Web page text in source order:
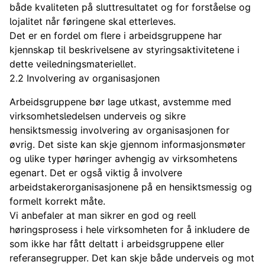
både kvaliteten på sluttresultatet og for forståelse og
lojalitet når føringene skal etterleves.
Det er en fordel om flere i arbeidsgruppene har
kjennskap til beskrivelsene av styringsaktivitetene i
dette veiledningsmateriellet.
2.2 Involvering av organisasjonen
Arbeidsgruppene bør lage utkast, avstemme med
virksomhetsledelsen underveis og sikre
hensiktsmessig involvering av organisasjonen for
øvrig. Det siste kan skje gjennom informasjonsmøter
og ulike typer høringer avhengig av virksomhetens
egenart. Det er også viktig å involvere
arbeidstakerorganisasjonene på en hensiktsmessig og
formelt korrekt måte.
Vi anbefaler at man sikrer en god og reell
høringsprosess i hele virksomheten for å inkludere de
som ikke har fått deltatt i arbeidsgruppene eller
referansegrupper. Det kan skje både underveis og mot